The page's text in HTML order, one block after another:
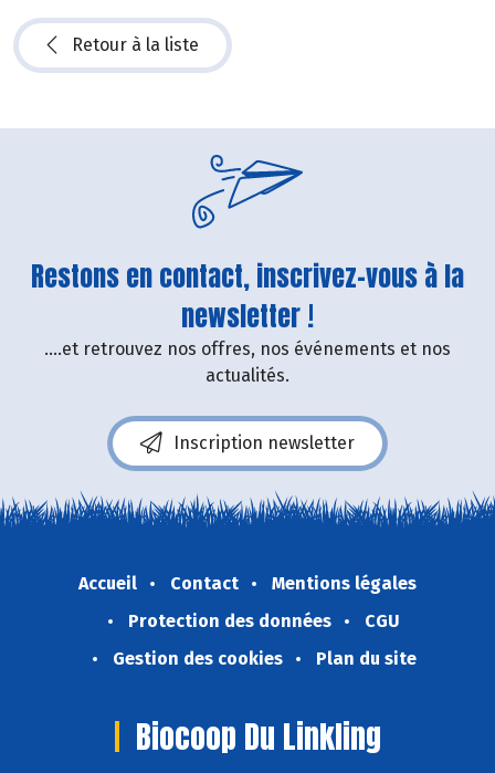
Retour à la liste
Restons en contact, inscrivez-vous à la
newsletter !
....et retrouvez nos offres, nos événements et nos
actualités.
Inscription newsletter
Accueil Contact
Mentions légales
Protection des données
CGU
Gestion des cookies
Plan du site
Biocoop Du Linkling